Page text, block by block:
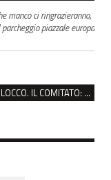
manco ci ringrazieranno,
piazzale europa
BOSCO OSPIZIO REGGIO, TERZO GIORNO DI BLOCCO. IL COMITATO: “PRESIDIO FINO A VENERDÌ”